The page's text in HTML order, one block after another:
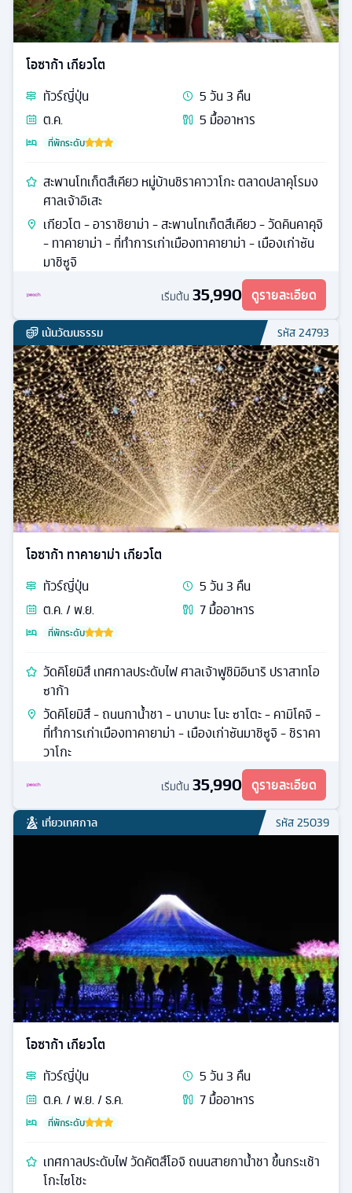
โอซาก้า เกียวโต
ทัวร์ญี่ปุ่น 5วัน3 คืน
ต.ค.
5 มื้ออาหาร
ที่พักระดับ
สะพานโทเก็ตสึเคียว หมู่บ้านชิราคาวาโกะ ตลาดปลาคุโรมง
ศาลเจ้าอิเสะ
เกียวโต - อาราชิยาม่า - สะพานโทเก็ตสึเคียว - วัดคินคาคุจิ
- ทาคายาม่า - ที่ทำการเก่าเมืองทาคายาม่า - เมืองเก่าซัน
มาชิซูจิ
เริ่มต้น 35,990 ดูรายละเอียด
เน้นวัฒนธรรม รหัส24793
โอซาก้า ทาคายาม่า เกียวโต
ทัวร์ญี่ปุ่น 5วัน3 คืน
ต.ค. / พ.ย.
7มื้ออาหาร
ที่พักระดับ
วัดคิโยมิสึ เทศกาลประดับไฟ ศาลเจ้าฟูชิมิอินาริ ปราสาทโอ
ซาก้า
วัดคิโยมิสึ - ถนนกาน้ำชา - นาบานะ โนะ ซาโตะ - คามิโคจิ -
ที่ทำการเก่าเมืองทาคายาม่า - เมืองเก่าซันมาชิซูจิ - ชิราคา
วาโกะ
เริ่มต้น 35,990 ดูรายละเอียด
เที่ยวเทศกาล รหัส25039
โอซาก้า เกียวโต
ทัวร์ญี่ปุ่น 5วัน3 คืน
ต.ค. / พ.ย. / ธ.ค.
7มื้ออาหาร
ที่พักระดับ
เทศกาลประดับไฟ วัดคัตสึโอจิ ถนนสายกาน้ำชา ขึ้นกระเช้า
โกะไซโชะ